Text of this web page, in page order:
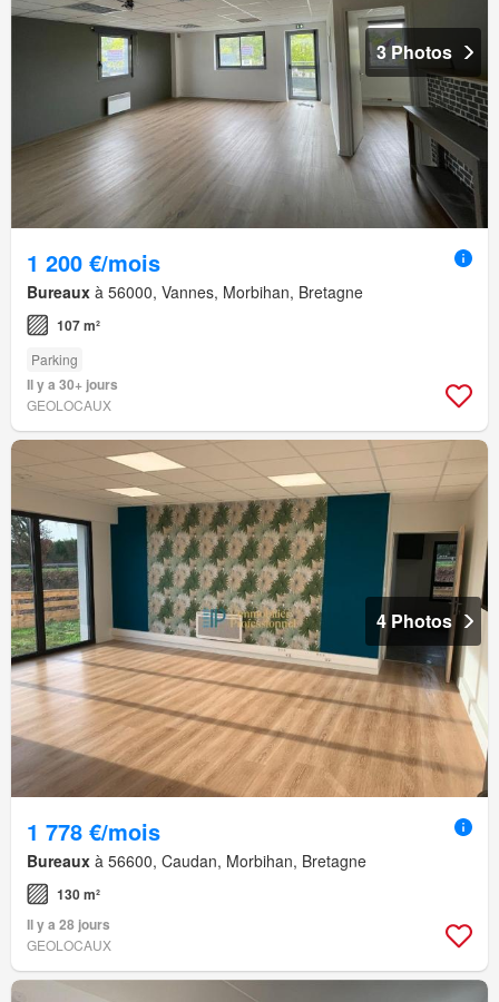
3 Photos
1 200 €/mois
Bureaux à 56000, Vannes, Morbihan, Bretagne
107 m²
Parking
Il y a 30+ jours
GEOLOCAUX
4 Photos
1 778 €/mois
Bureaux à 56600, Caudan, Morbihan, Bretagne
130 m²
Il y a 28 jours
GEOLOCAUX